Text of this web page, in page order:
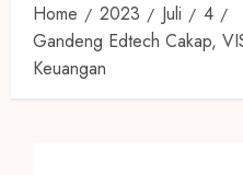
Home 2023 Juli
4
Gandeng Edtech Cakap,
Keuangan